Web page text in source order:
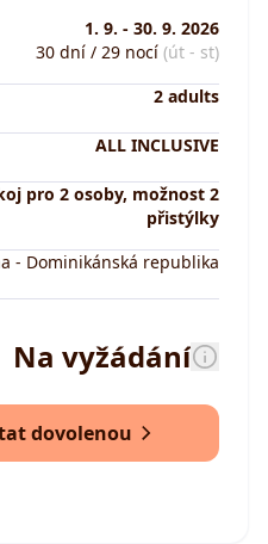
1. 9. - 30. 9. 2026
30 dní / 29 nocí (út - st)
2 adults
ALL INCLUSIVE
pro 2 osoby, možnost 2
přistýlky
- Dominikánská republika
Na vyžádání
dovolenou